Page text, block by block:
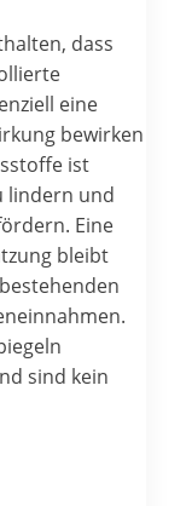
dass
eine
bewirken
ist
lindern und
Eine
bleibt
sind kein